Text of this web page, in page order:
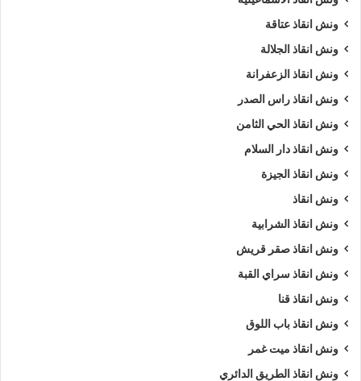
ونش انقاذ عتاقة
ونش انقاذ الجلالة
ونش انقاذ الزعفرانة
ونش انقاذ راس الصدر
ونش انقاذ الحي الثامن
ونش انقاذ دار السلام
ونش انقاذ الجيزة
ونش انقاذ
ونش انقاذ الشرابية
ونش انقاذ صقر قريش
ونش انقاذ سراي القبة
ونش انقاذ قنا
ونش انقاذ باب اللوق
ونش انقاذ ميت غمر
ونش انقاذ الطريق الدائري